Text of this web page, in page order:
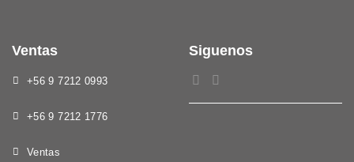
Ventas
+56 9 7212 0993
+56 9 7212 1776
Ventas
Siguenos